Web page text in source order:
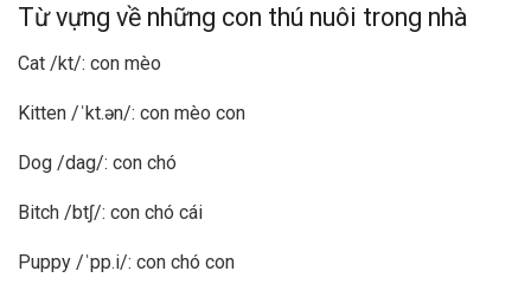
Từ vựng về những con thú nuôi trong nhà
Cat /kt/: con mèo
Kitten /ˈkt.ən/: con mèo con
Dog /dag/: con chó
Bitch /btʃ/: con chó cái
Puppy /ˈpp.i/: con chó con